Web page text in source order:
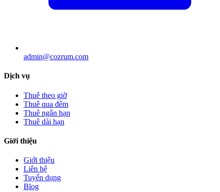
admin@cozrum.com
Dịch vụ
Thuê theo giờ
Thuê qua đêm
Thuê ngắn hạn
Thuê dài hạn
Giới thiệu
Giới thiệu
Liên hệ
Tuyển dụng
Blog